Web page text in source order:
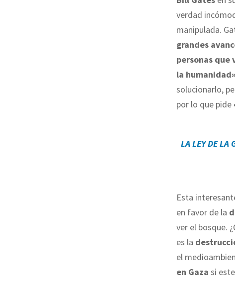
verdad
manipulada.
grandes
personas que
la humanidad»
solucionarlo,
por lo que pide
LA LEY DE LA
Esta
en favor de la
ver el bosque.
es la
el
en Gaza si